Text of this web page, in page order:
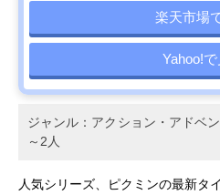
楽天市場
Yahoo!で
ジャンル：アクション・アド
～2人
人気シリーズ、ピクミンの最新タ